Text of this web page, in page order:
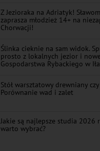
Z Jezioraka na Adriatyk!
zaprasza młodzież 14+ na
Chorwacji!
Ślinka cieknie na sam widok.
prosto z lokalnych jezior i
Gospodarstwa Rybackiego w
Stół warsztatowy drewniany
Porównanie wad i zalet
Jakie są najlepsze studia
warto wybrać?